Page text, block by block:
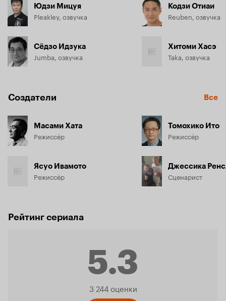
Юдзи Мицуя
Pleakley, озвучка
Сёдзо Идзука
Jumba, озвучка
Кодзи Отиаи
Reuben, озвучка
Хитоми Хасэ
Taka, озвучка
Создатели Все
Масами Хата
Режиссёр
Ясуо Ивамото
Режиссёр
Томохико Ито
Режиссёр
Джессика
Сценарист
Рейтинг сериала
5.3
Рейтинг
3 244 оценки